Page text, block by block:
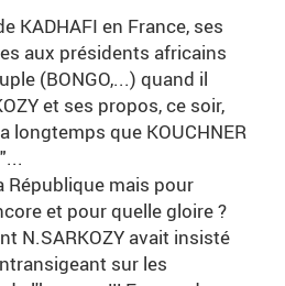
KADHAFI en France, ses
aux présidents africains
(BONGO,...) quand il
et ses propos, ce soir,
longtemps que KOUCHNER
République mais pour
et pour quelle gloire ?
N.SARKOZY avait insisté
sur les